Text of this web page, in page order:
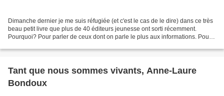
Dimanche dernier je me suis réfugiée (et c'est le cas de le dire) dans ce très
beau petit livre que plus de 40 éditeurs jeunesse ont sorti récemment.
Pourquoi? Pour parler de ceux dont on parle le plus aux informations. Pour
Tant que nous sommes vivants, Anne-Laure
Bondoux